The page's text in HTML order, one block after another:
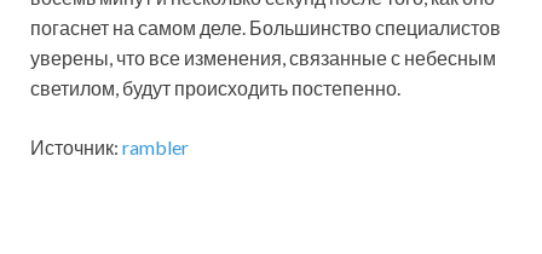
погаснет на самом деле. Большинство специалистов
уверены, что все изменения, связанные с небесным
светилом, будут происходить постепенно.
Источник: rambler